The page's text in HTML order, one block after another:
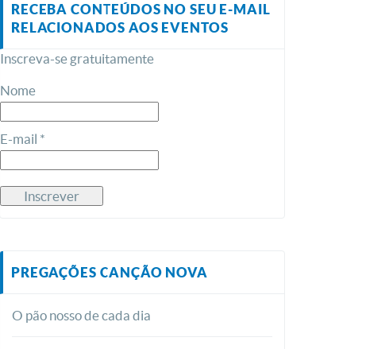
RECEBA CONTEÚDOS NO SEU E-MAIL
RELACIONADOS AOS EVENTOS
Inscreva-se gratuitamente
Nome
E-mail *
PREGAÇÕES CANÇÃO NOVA
O pão nosso de cada dia